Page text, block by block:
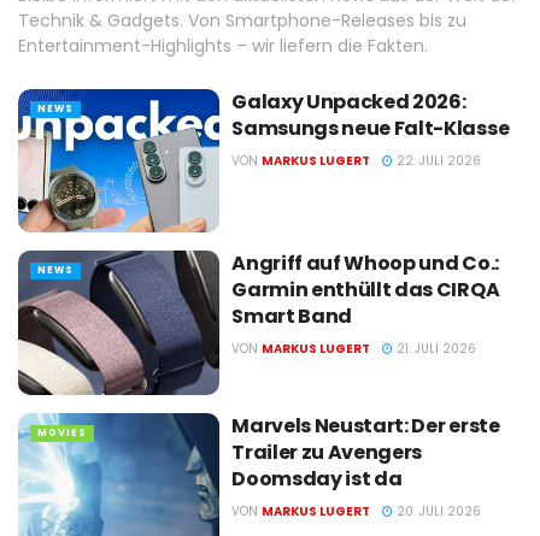
Technik & Gadgets. Von Smartphone-Releases bis zu
Entertainment-Highlights – wir liefern die Fakten.
NEWS
Galaxy Unpacked 2026:
Samsungs neue Falt-Klasse
VON MARKUS LUGERT 22. JULI 2026
NEWS
Angriff auf Whoop und Co.:
Garmin enthüllt das CIRQA
Smart Band
VON MARKUS LUGERT 21. JULI 2026
MOVIES
Marvels Neustart: Der erste
Trailer zu Avengers
Doomsday ist da
VON MARKUS LUGERT 20. JULI 2026